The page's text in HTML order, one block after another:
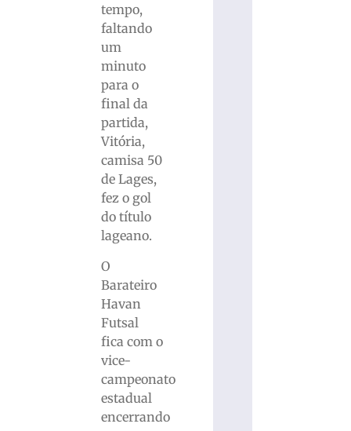
tempo,
faltando
um
minuto
para o
final da
partida,
Vitória,
camisa 50
de Lages,
fez o gol
do título
lageano.
O
Barateiro
Havan
Futsal
fica com o
vice-
campeonato
estadual
encerrando